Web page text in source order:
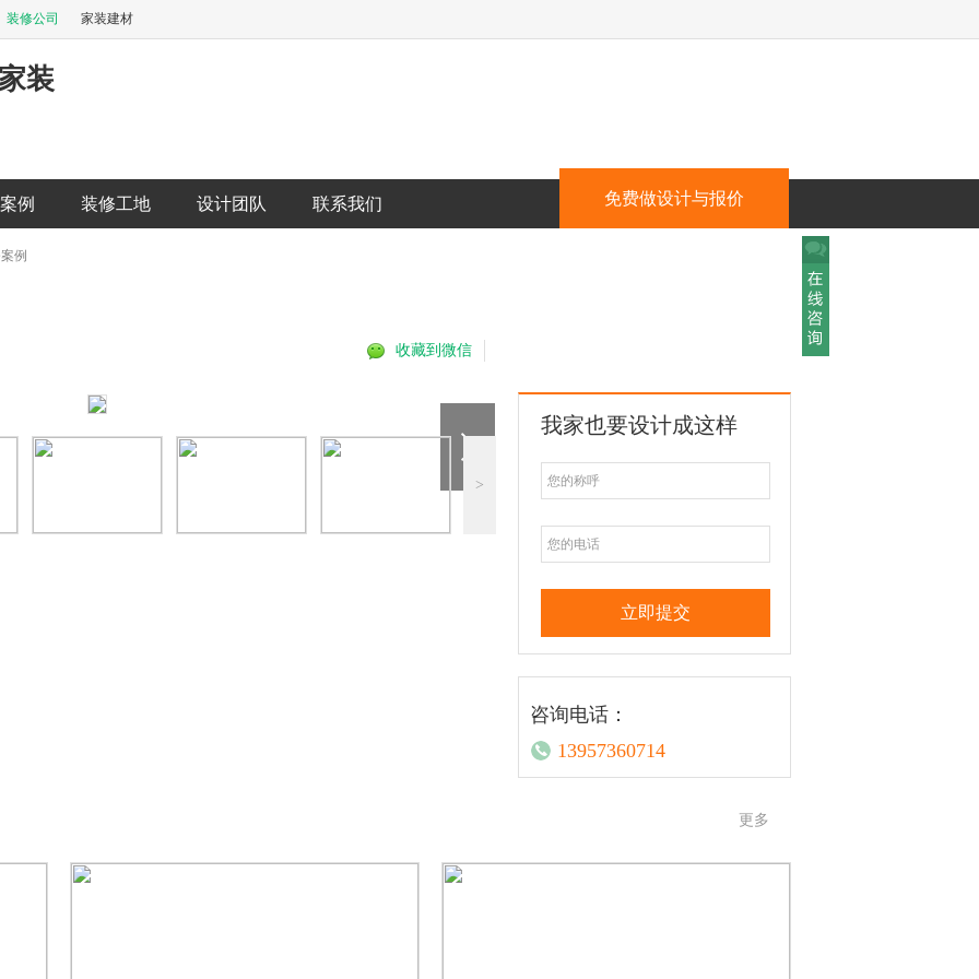
装修公司 家装建材
装
例 装修工地 设计团队 联系我们 免费做设计与报价
例
收藏到微信
>
我家也要设计成这样
咨询电话：
13957360714
更多